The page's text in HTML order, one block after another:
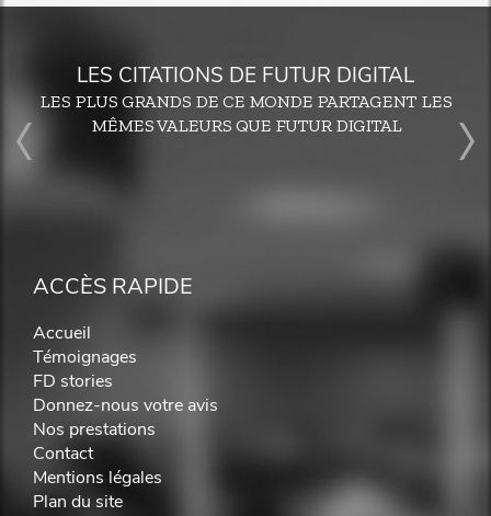
LES CITATIONS DE FUTUR DIGITAL
LES PLUS GRANDS DE CE MONDE PARTAGENT LES
MÊMES VALEURS QUE FUTUR DIGITAL
ACCÈS RAPIDE
Accueil
Témoignages
FD stories
Donnez-nous votre avis
Nos prestations
Contact
Mentions légales
Plan du site